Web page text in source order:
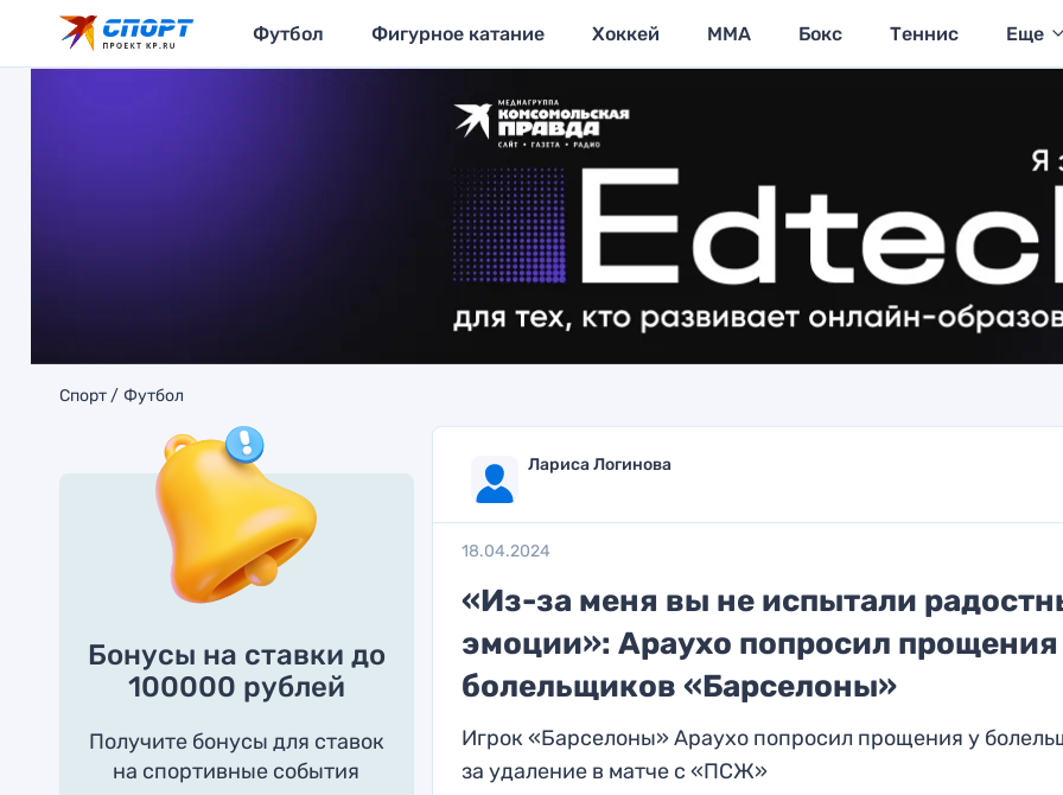
Футбол Фигурное катание Хоккей MMA Бокс Теннис Еще
Спорт Футбол
Бонусы на ставки до
100000 рублей
Получите бонусы для ставок
на спортивные события
Лариса Логинова
18.04.2024
«Из-за меня вы не испытали
эмоции»: Араухо попросил прощения
болельщиков «Барселоны»
Игрок «Барселоны» Араухо попросил прощения у
за удаление в матче с «ПСЖ»